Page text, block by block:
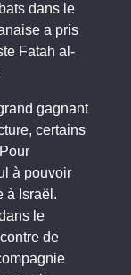
dans le
a pris
Fatah al-
gagnant
certains
à pouvoir
à Israël.
le
de